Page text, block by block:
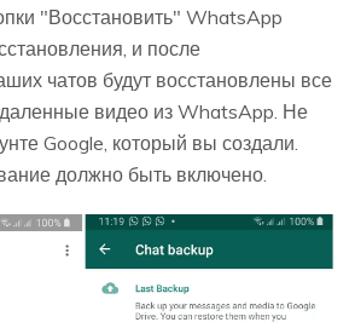
"Восстановить" WhatsApp
и после
чатов будут восстановлены все
видео из WhatsApp. Не
Google, который вы создали.
должно быть включено.